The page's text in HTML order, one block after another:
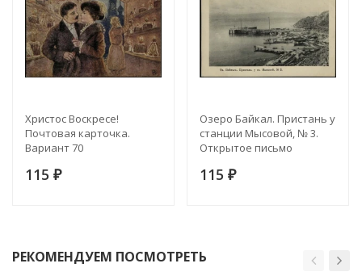
Христос Воскресе!
Почтовая карточка.
Вариант 70
115 ₽
Озеро Байкал. Пристань у
станции Мысовой, № 3.
Открытое письмо
115 ₽
РЕКОМЕНДУЕМ ПОСМОТРЕТЬ